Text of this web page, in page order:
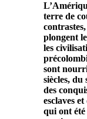
terre de
plongent
les
sont
siècles, du
des
esclaves
qui ont